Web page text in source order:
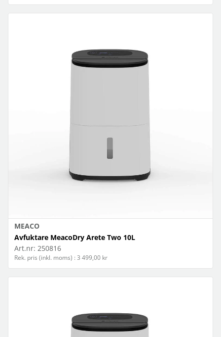
MEACO
Avfuktare MeacoDry Arete Two 10L
Art.nr: 250816
Rek. pris (inkl. moms) : 3 499,00 kr